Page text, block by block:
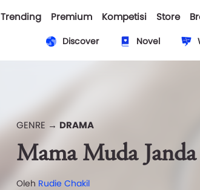
Trending Premium Kompetisi Store
Discover Novel
GENRE → DRAMA
Mama Muda
Oleh Rudie Chakil